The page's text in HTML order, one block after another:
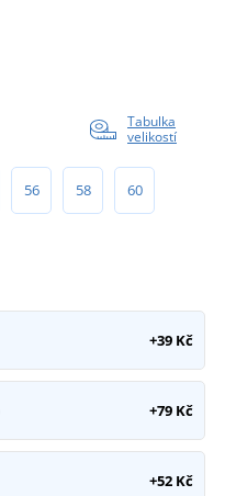
Tabulka
velikostí
56 58 60
+39 Kč
+79 Kč
+52 Kč